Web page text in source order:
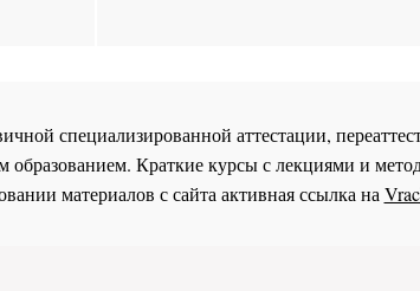
специализированной аттестации,
Краткие курсы с лекциями и
материалов с сайта активная ссылка на